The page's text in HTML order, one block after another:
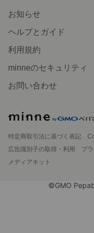
お知らせ
ヘルプとガイド
利用規約
minneのセキュリティ
お問い合わせ
特定商取引法に基づく表記
広告識別子の取得・利用
プ
メディアキット
©GMO